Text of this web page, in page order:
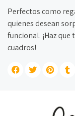
Perfectos como
quienes desean
funcional. ¡Haz
cuadros!